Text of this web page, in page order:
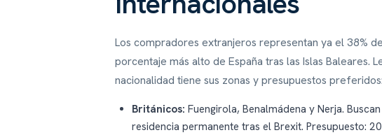
Los compradores extranjeros representan ya el 38%
porcentaje más alto de España tras las Islas Baleares.
nacionalidad tiene sus zonas y presupuestos preferidos:
Británicos: Fuengirola, Benalmádena y Nerja.
residencia permanente tras el Brexit. Presupuesto: